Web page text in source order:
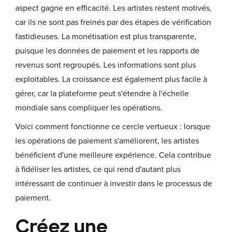
aspect gagne en efficacité. Les artistes restent motivés,
car ils ne sont pas freinés par des étapes de vérification
fastidieuses. La monétisation est plus transparente,
puisque les données de paiement et les rapports de
revenus sont regroupés. Les informations sont plus
exploitables. La croissance est également plus facile à
gérer, car la plateforme peut s'étendre à l'échelle
mondiale sans compliquer les opérations.
Voici comment fonctionne ce cercle vertueux : lorsque
les opérations de paiement s'améliorent, les artistes
bénéficient d'une meilleure expérience. Cela contribue
à fidéliser les artistes, ce qui rend d'autant plus
intéressant de continuer à investir dans le processus de
paiement.
Créez une